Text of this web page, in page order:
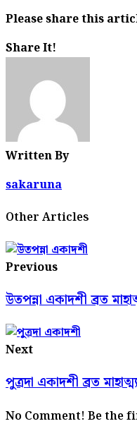
Please share this
Share It!
Written By
sakaruna
Other Articles
Previous
উতপন্না একাদশী ব্রত
Next
পুত্রদা একাদশী ব্রত
No Comment! Be the